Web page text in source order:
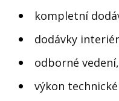
kompletní
dodávky
odborné
výkon